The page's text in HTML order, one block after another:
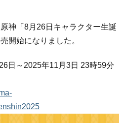
神「8月26日キャラクター生誕
開始になりました。
日～2025年11月3日 23時59分